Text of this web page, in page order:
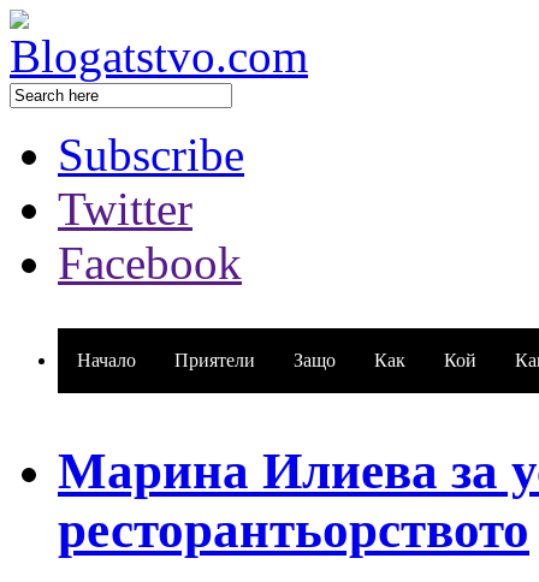
Subscribe
Twitter
Facebook
Начало Приятели Защо Как Кой
Марина Илиева за
ресторантьорството